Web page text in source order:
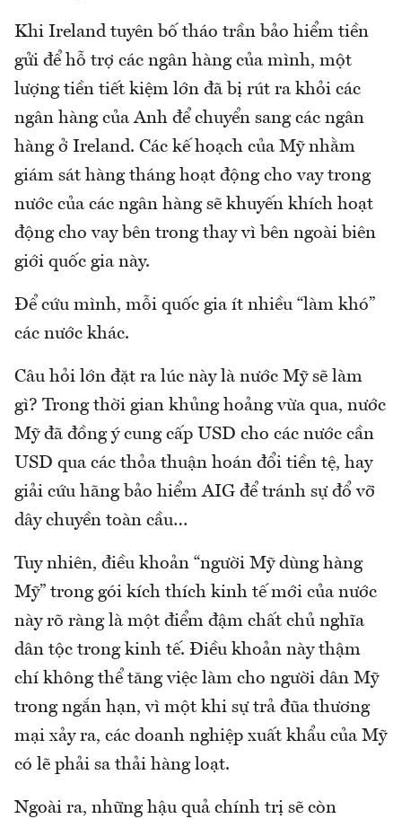
Khi Ireland tuyên bố tháo trần bảo hiểm tiền
gửi để hỗ trợ các ngân hàng của mình, một
lượng tiền tiết kiệm lớn đã bị rút ra khỏi các
ngân hàng của Anh để chuyển sang các ngân
hàng ở Ireland. Các kế hoạch của Mỹ nhằm
giám sát hàng tháng hoạt động cho vay trong
nước của các ngân hàng sẽ khuyến khích hoạt
động cho vay bên trong thay vì bên ngoài biên
giới quốc gia này.
Để cứu mình, mỗi quốc gia ít nhiều “làm khó”
các nước khác.
Câu hỏi lớn đặt ra lúc này là nước Mỹ sẽ làm
gì? Trong thời gian khủng hoảng vừa qua, nước
Mỹ đã đồng ý cung cấp USD cho các nước cần
USD qua các thỏa thuận hoán đổi tiền tệ, hay
giải cứu hãng bảo hiểm AIG để tránh sự đổ vỡ
dây chuyền toàn cầu…
Tuy nhiên, điều khoản “người Mỹ dùng hàng
Mỹ” trong gói kích thích kinh tế mới của nước
này rõ ràng là một điểm đậm chất chủ nghĩa
dân tộc trong kinh tế. Điều khoản này thậm
chí không thể tăng việc làm cho người dân Mỹ
trong ngắn hạn, vì một khi sự trả đũa thương
mại xảy ra, các doanh nghiệp xuất khẩu của Mỹ
có lẽ phải sa thải hàng loạt.
Ngoài ra, những hậu quả chính trị sẽ còn